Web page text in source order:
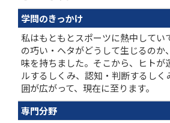
学問のきっかけ
私はもともとスポーツに熱中してい
の巧い・ヘタがどうして生じるのか
味を持ちました。そこから、ヒトが
ルするしくみ、認知・判断するし
囲が広がって、現在に至ります。
専門分野